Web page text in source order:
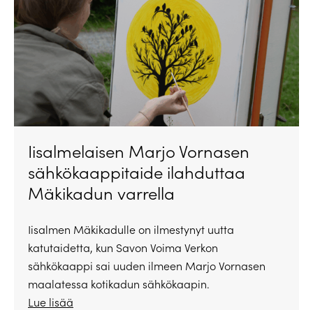
Iisalmelaisen Marjo Vornasen
sähkökaappitaide ilahduttaa
Mäkikadun varrella
Iisalmen Mäkikadulle on ilmestynyt uutta
katutaidetta, kun Savon Voima Verkon
sähkökaappi sai uuden ilmeen Marjo Vornasen
maalatessa kotikadun sähkökaapin.
Lue lisää